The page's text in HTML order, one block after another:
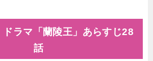
ドラマ「蘭陵王」あらすじ28
話